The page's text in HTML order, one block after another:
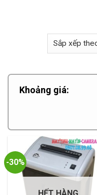
Khoảng giá:
-30%
HẾT HÀNG